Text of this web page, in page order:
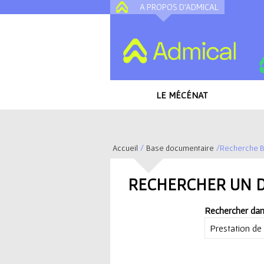
A PROPOS D'ADMICAL
LE MÉCÉNAT
Accueil / Base documentaire /Recherche
RECHERCHER UN
Rechercher